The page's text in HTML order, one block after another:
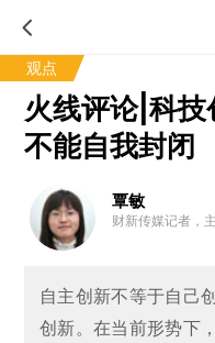
观点
火线评论|科
不能自我封闭
覃敏
财新传媒记者，
自主创新不等于自己
创新。在当前形势下